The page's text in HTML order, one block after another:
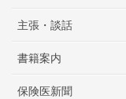
主張・談話
書籍案内
保険医新聞